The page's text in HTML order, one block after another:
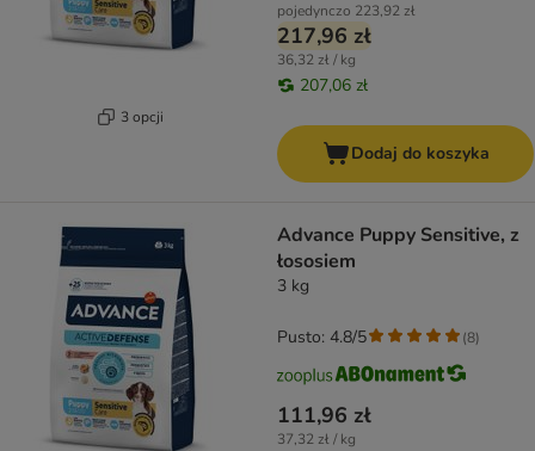
3 opcji
pojedynczo 223,92 zł
217,96 zł
36,32 zł / kg
207,06 zł
Dodaj do koszyka
Advance Puppy Sensitive, z
łososiem
3 kg
111,96 zł
37,32 zł / kg
Pusto: 4.8/5 (8)